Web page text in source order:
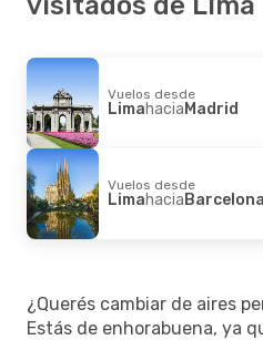
Vuelos desde
LimahaciaMadrid
Vuelos desde
LimahaciaBarcelona
¿Querés cambiar de aires
Estás de enhorabuena, ya